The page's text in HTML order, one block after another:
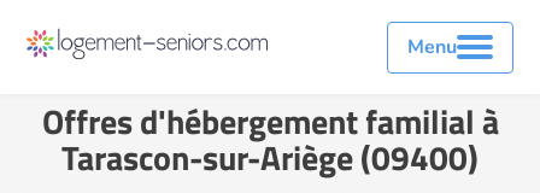
Menu
Offres d'hébergement familial à
Tarascon-sur-Ariège (09400)